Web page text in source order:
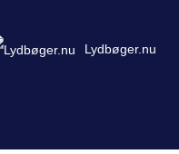
Lydbøger.nu